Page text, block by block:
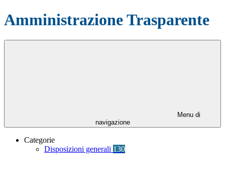
Amministrazione Trasparente
Menu di
navigazione
Categorie
Disposizioni generali 130